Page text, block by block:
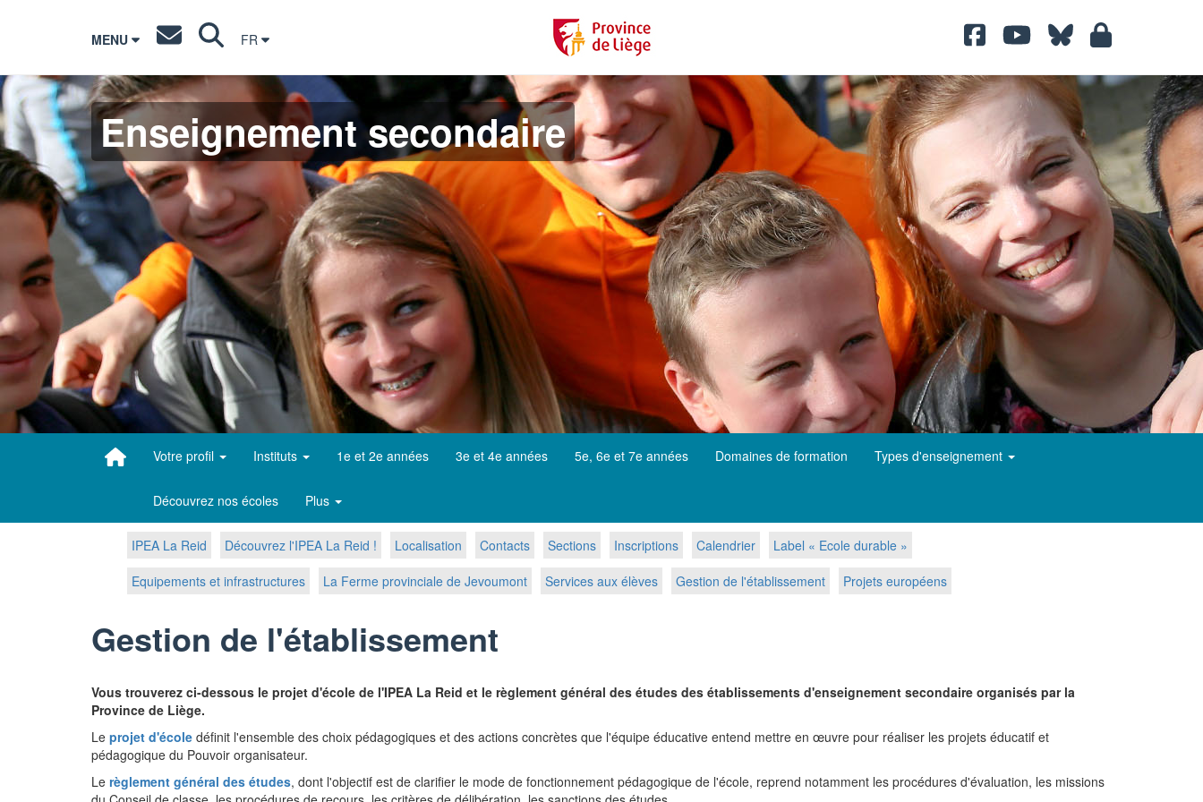
MENU FR
Enseignement secondaire
Votre profil Instituts 1e et 2e années 3e et 4e années 5e, 6e et 7e années Domaines de formation Types d'enseignement
Découvrez nos écoles Plus
IPEA La Reid Découvrez l'IPEA La Reid ! Localisation Contacts Sections Inscriptions Calendrier
Label « Ecole durable »
Equipements et infrastructures
La Ferme provinciale de Jevoumont Services aux élèves Gestion de l'établissement Projets européens
Gestion de l'établissement
Vous trouverez ci-dessous le projet d'école de l'IPEA La Reid et le règlement général des études des établissements d'enseignement secondaire organisés par la
Province de Liège.
Le projet d'école définit l'ensemble des choix pédagogiques et des actions concrètes que l'équipe éducative entend mettre en œuvre pour réaliser les projets éducatif et
pédagogique du Pouvoir organisateur.
Le règlement général des études, dont l'objectif est de clarifier le mode de fonctionnement pédagogique de l'école, reprend notamment les procédures d'évaluation, les missions